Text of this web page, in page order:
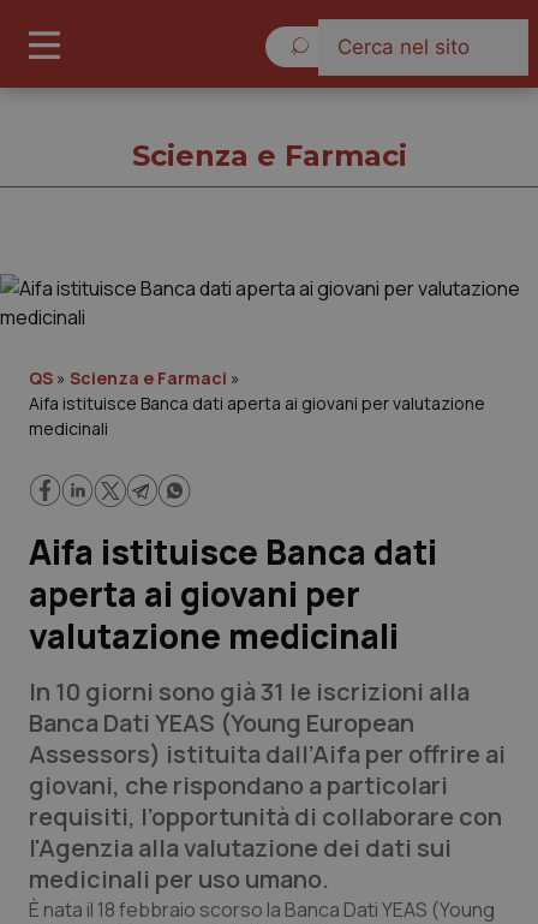
Governo e Parlamento
Regioni e Asl
Lavoro e Professioni
Scienza e Farmaci
Studi e Analisi
Lettere al direttore
Edizioni Regionali
QS Pro
Professionisti Sanitari.AI
Scienza e Farmaci
QS » Scienza e Farmaci »
Aifa istituisce Banca dati aperta ai giovani per valutazione
medicinali
Aifa istituisce Banca dati
aperta ai giovani per
valutazione medicinali
In 10 giorni sono già 31 le iscrizioni alla
Banca Dati YEAS (Young European
Assessors) istituita dall’Aifa per offrire ai
giovani, che rispondano a particolari
requisiti, l’opportunità di collaborare con
l'Agenzia alla valutazione dei dati sui
medicinali per uso umano.
È nata il 18 febbraio scorso la Banca Dati YEAS (Young